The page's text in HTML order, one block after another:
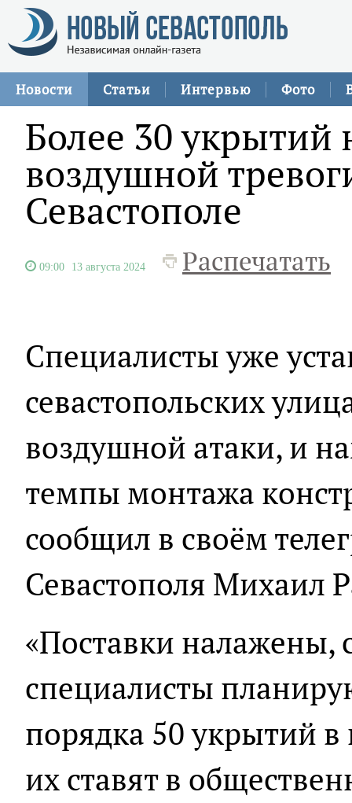
Новости Статьи Интервью Фото
Более 30 укрытий
воздушной
Севастополе
09:00 13 августа 2024 Распечатать
Специалисты уже
севастопольских
воздушной атаки, и
темпы монтажа
сообщил в своём
Севастополя Михаил
«Поставки налажены,
специалисты
порядка 50 укрытий
их ставят в